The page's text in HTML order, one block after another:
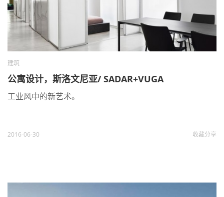
建筑
公寓设计，斯洛文尼亚/ SADAR+VUGA
工业风中的新艺术。
2016-06-30 收藏分享